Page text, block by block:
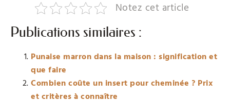
Notez cet article
Publications similaires :
Punaise marron dans la maison : signification et
que faire
Combien coûte un insert pour cheminée ? Prix
et critères à connaître